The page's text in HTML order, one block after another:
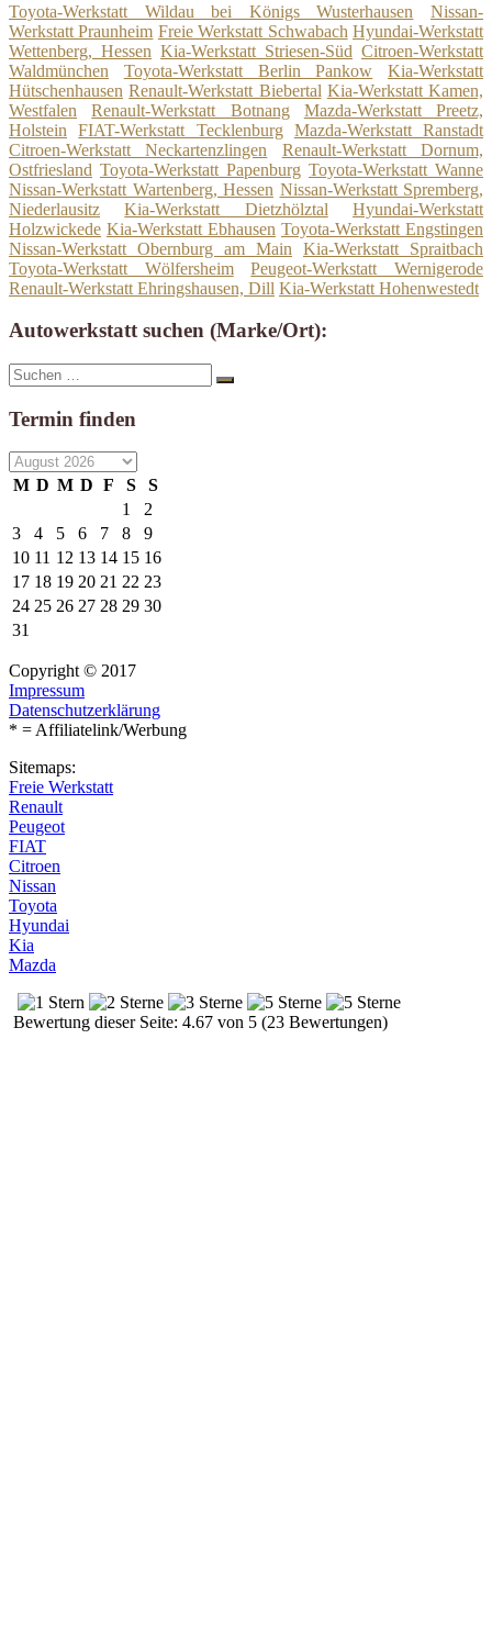
Toyota-Werkstatt Wildau bei Königs Wusterhausen
Nissan-
Werkstatt Praunheim Freie Werkstatt Schwabach Hyundai-Werkstatt
Wettenberg, Hessen Kia-Werkstatt Striesen-Süd Citroen-Werkstatt
Waldmünchen
Toyota-Werkstatt Berlin Pankow
Kia-Werkstatt
Hütschenhausen Renault-Werkstatt Biebertal Kia-Werkstatt Kamen,
Westfalen
Renault-Werkstatt Botnang
Mazda-Werkstatt Preetz,
Holstein
FIAT-Werkstatt Tecklenburg
Mazda-Werkstatt Ranstadt
Citroen-Werkstatt Neckartenzlingen
Renault-Werkstatt Dornum,
Ostfriesland Toyota-Werkstatt Papenburg Toyota-Werkstatt Wanne
Nissan-Werkstatt Wartenberg, Hessen Nissan-Werkstatt Spremberg,
Niederlausitz
Kia-Werkstatt Dietzhölztal
Hyundai-Werkstatt
Holzwickede Kia-Werkstatt Ebhausen Toyota-Werkstatt Engstingen
Nissan-Werkstatt Obernburg am Main
Kia-Werkstatt Spraitbach
Toyota-Werkstatt Wölfersheim
Peugeot-Werkstatt Wernigerode
Renault-Werkstatt Ehringshausen, Dill Kia-Werkstatt Hohenwestedt
Autowerkstatt suchen (Marke/Ort):
Suche
nach:
Suchen
Termin finden
M D M D F S
S
1
2
3
4 5 6 7 8
9
10 11 12 13 14 15 16
17 18 19 20 21 22 23
24 25 26 27 28 29 30
31
Copyright © 2017
Impressum
Datenschutzerklärung
* = Affiliatelink/Werbung
Sitemaps:
Freie Werkstatt
Renault
Peugeot
FIAT
Citroen
Nissan
Toyota
Hyundai
Kia
Mazda
Bewertung dieser Seite: 4.67 von 5 (23 Bewertungen)